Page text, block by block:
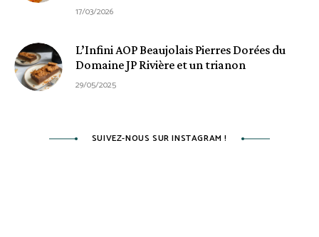
17/03/2026
L’Infini AOP Beaujolais Pierres Dorées du
Domaine JP Rivière et un trianon
29/05/2025
SUIVEZ-NOUS SUR INSTAGRAM !